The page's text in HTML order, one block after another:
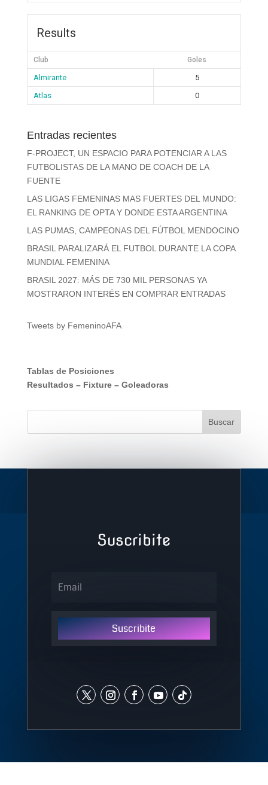
Results
Club Goles
Almirante
5
Atlas
0
Entradas recientes
F-PROJECT, UN ESPACIO PARA POTENCIAR A LAS
FUTBOLISTAS DE LA MANO DE COACH DE LA
FUENTE
LAS LIGAS FEMENINAS MAS FUERTES DEL MUNDO:
EL RANKING DE OPTA Y DONDE ESTA ARGENTINA
LAS PUMAS, CAMPEONAS DEL FÚTBOL MENDOCINO
BRASIL PARALIZARÁ EL FUTBOL DURANTE LA COPA
MUNDIAL FEMENINA
BRASIL 2027: MÁS DE 730 MIL PERSONAS YA
MOSTRARON INTERÉS EN COMPRAR ENTRADAS
Tweets by FemeninoAFA
Tablas de Posiciones
Resultados – Fixture– Goleadoras
Suscribite
Suscribite